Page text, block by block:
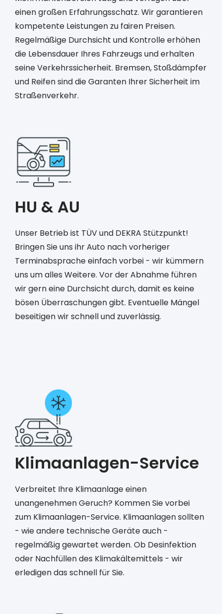
einen großen Erfahrungsschatz. Wir garantieren
kompetente Leistungen zu fairen Preisen.
Regelmäßige Durchsicht und Kontrolle erhöhen
die Lebensdauer Ihres Fahrzeugs und erhalten
seine Verkehrssicherheit. Bremsen, Stoßdämpfer
und Reifen sind die Garanten Ihrer Sicherheit im
Straßenverkehr.
HU & AU
Unser Betrieb ist TÜV und DEKRA Stützpunkt!
Bringen Sie uns ihr Auto nach vorheriger
Terminabsprache einfach vorbei - wir kümmern
uns um alles Weitere. Vor der Abnahme führen
wir gern eine Durchsicht durch, damit es keine
bösen Überraschungen gibt. Eventuelle Mängel
beseitigen wir schnell und zuverlässig.
Klimaanlagen-Service
Verbreitet Ihre Klimaanlage einen
unangenehmen Geruch? Kommen Sie vorbei
zum Klimaanlagen-Service. Klimaanlagen sollten
- wie andere technische Geräte auch -
regelmäßig gewartet werden. Ob Desinfektion
oder Nachfüllen des Klimakältemittels - wir
erledigen das schnell für Sie.